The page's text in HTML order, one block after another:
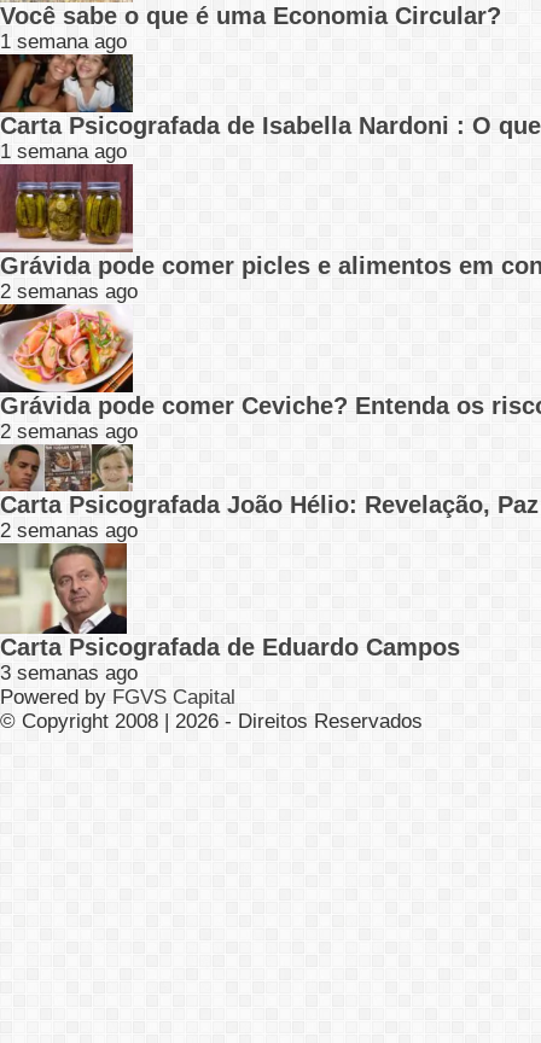
Você sabe o que é uma Economia Circular?
1 semana ago
Carta Psicografada de Isabella Nardoni : O
1 semana ago
Grávida pode comer picles e alimentos em
2 semanas ago
Grávida pode comer Ceviche? Entenda os
2 semanas ago
Carta Psicografada João Hélio: Revelação,
2 semanas ago
Carta Psicografada de Eduardo Campos
3 semanas ago
Powered by FGVS Capital
© Copyright 2008 | 2026 - Direitos Reservados